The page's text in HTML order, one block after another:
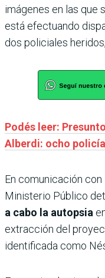
imágenes en las que
está efectuando
dos policiales
Podés leer:
Alberdi: ocho
En comunicación con
Ministerio Público
a cabo la autopsia
extracción del
identificada como